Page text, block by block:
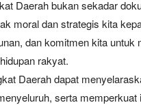
Daerah bukan sekadar
moral dan strategis kita
dan komitmen kita untuk
rakyat.
Daerah dapat
serta